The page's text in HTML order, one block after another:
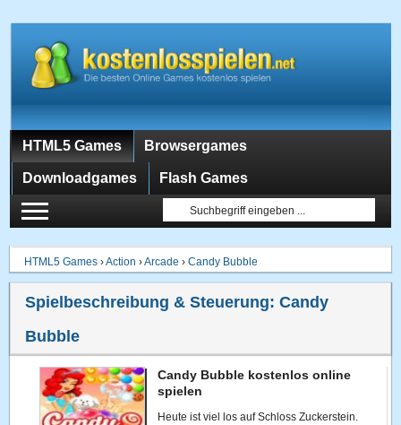
HTML5 Games Browsergames
Downloadgames Flash Games
HTML5 Games ›Action ›Arcade ›Candy Bubble
Spielbeschreibung & Steuerung:Candy
Bubble
Candy Bubble kostenlos online
spielen
Heute ist viel los auf Schloss Zuckerstein.